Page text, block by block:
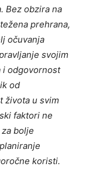
Bez obzira na
prehrana,
očuvanja
svojim
i odgovornost
od
života u svim
faktori ne
bolje
koristi.